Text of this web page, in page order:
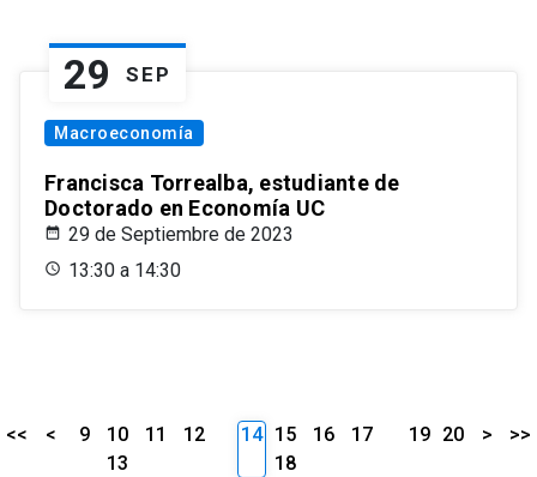
29 SEP
Macroeconomía
Francisca Torrealba, estudiante de
Doctorado en Economía UC
29 de Septiembre de 2023
13:30 a 14:30
<< < 9 10 11
12
13
14 15 16
17
18
19 20 > >>